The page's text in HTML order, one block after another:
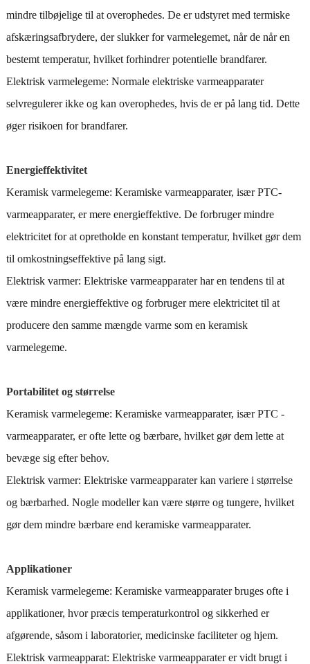
mindre tilbøjelige til at overophedes. De er udstyret med termiske
afskæringsafbrydere, der slukker for varmelegemet, når de når en
bestemt temperatur, hvilket forhindrer potentielle brandfarer.
Elektrisk varmelegeme: Normale elektriske varmeapparater
selvregulerer ikke og kan overophedes, hvis de er på lang tid. Dette
øger risikoen for brandfarer.
Energieffektivitet
Keramisk varmelegeme: Keramiske varmeapparater, især PTC-
varmeapparater, er mere energieffektive. De forbruger mindre
elektricitet for at opretholde en konstant temperatur, hvilket gør dem
til omkostningseffektive på lang sigt.
Elektrisk varmer: Elektriske varmeapparater har en tendens til at
være mindre energieffektive og forbruger mere elektricitet til at
producere den samme mængde varme som en keramisk
varmelegeme.
Portabilitet og størrelse
Keramisk varmelegeme: Keramiske varmeapparater, især PTC -
varmeapparater, er ofte lette og bærbare, hvilket gør dem lette at
bevæge sig efter behov.
Elektrisk varmer: Elektriske varmeapparater kan variere i størrelse
og bærbarhed. Nogle modeller kan være større og tungere, hvilket
gør dem mindre bærbare end keramiske varmeapparater.
Applikationer
Keramisk varmelegeme: Keramiske varmeapparater bruges ofte i
applikationer, hvor præcis temperaturkontrol og sikkerhed er
afgørende, såsom i laboratorier, medicinske faciliteter og hjem.
Elektrisk varmeapparat: Elektriske varmeapparater er vidt brugt i